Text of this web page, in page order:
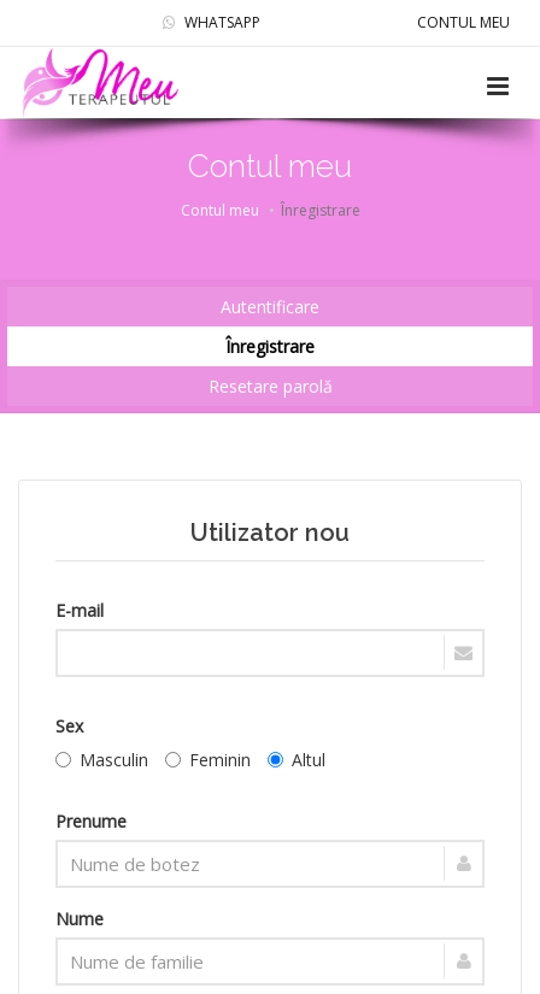
CONTUL MEU
WHATSAPP
Contul meu
Contul meu Înregistrare
Autentificare
Înregistrare
Resetare parolă
Utilizator nou
E-mail
Sex
Masculin
Feminin Altul
Prenume
Nume